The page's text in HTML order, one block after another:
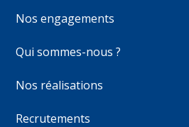
Nos engagements
Qui sommes-nous ?
Nos réalisations
Recrutements